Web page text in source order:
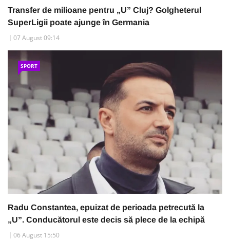
Transfer de milioane pentru „U” Cluj? Golgheterul
SuperLigii poate ajunge în Germania
07 August 09:14
SPORT
Radu Constantea, epuizat de perioada petrecută la
„U”. Conducătorul este decis să plece de la echipă
06 August 15:50